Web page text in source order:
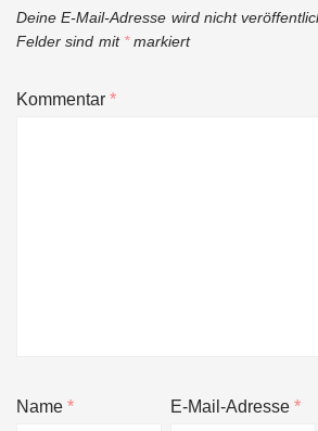
Deine E-Mail-Adresse wird nicht
Felder sind mit *markiert
Kommentar*
Name* E-Mail-Adresse*